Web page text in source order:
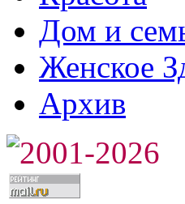
Дом и
Женское
Архив
2001-2026